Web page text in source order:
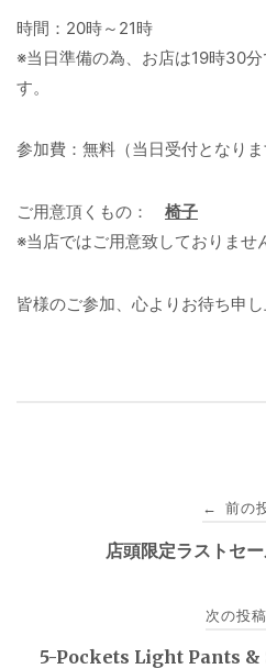
時間：20時～21時
※当日準備の為、お店は19時30
す。
参加費：無料（当日受付となりま
ご用意頂くもの： 椅子
※当店ではご用意致しておりませ
皆様のご参加、心よりお待ち申し
← 前の
店頭限定ラストセ
次の投稿
5-Pockets Light Pants &